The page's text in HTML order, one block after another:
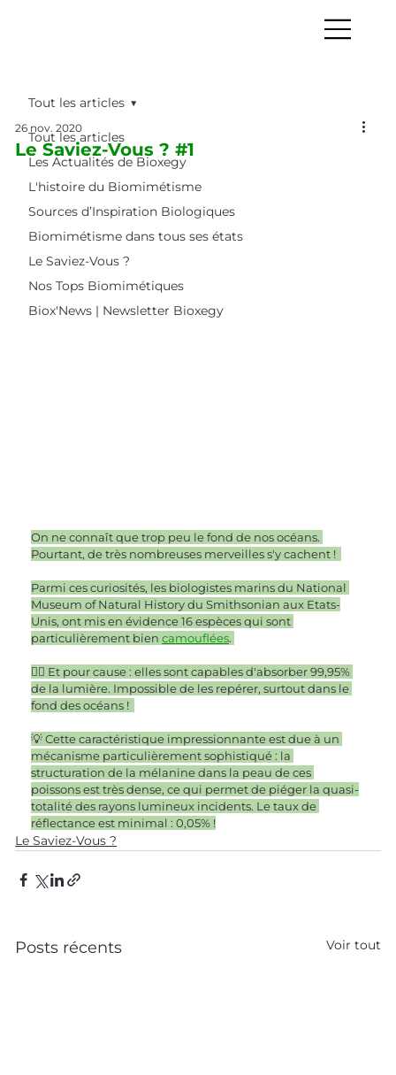
Tout les articles
Les Actualités de Bioxegy
L'histoire du Biomimétisme
Sources d’Inspiration Biologiques
Biomimétisme dans tous ses états
Le Saviez-Vous ?
Nos Tops Biomimétiques
Biox'News | Newsletter Bioxegy
Tout les articles
Le Saviez-Vous ? #1
26 nov. 2020
On ne connaît que trop peu le fond de nos océans.
Pourtant, de très nombreuses merveilles s'y cachent !
Parmi ces curiosités, les biologistes marins du National
Museum of Natural History du Smithsonian aux Etats-
Unis, ont mis en évidence 16 espèces qui sont
particulièrement bien camouflées.
👉🏻 Et pour cause : elles sont capables d'absorber 99,95%
de la lumière. Impossible de les repérer, surtout dans le
fond des océans !
💡 Cette caractéristique impressionnante est due à un
mécanisme particulièrement sophistiqué : la
structuration de la mélanine dans la peau de ces
poissons est très dense, ce qui permet de piéger la quasi-
totalité des rayons lumineux incidents. Le taux de
réflectance est minimal : 0,05% !
Le Saviez-Vous ?
Posts récents Voir tout